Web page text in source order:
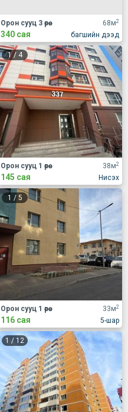
68м2
багшийн дээд
Орон сууц 3 өрөө
340 сая
1/ 4
38м2
Нисэх
Орон сууц 1 өрөө
145 сая
1 / 5
33м2
5-шар
Орон сууц 1 өрөө
116 сая
1 / 12